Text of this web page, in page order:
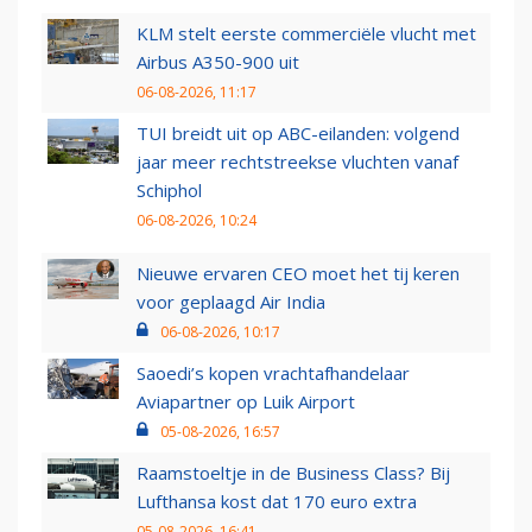
KLM stelt eerste commerciële vlucht met
Airbus A350-900 uit
06-08-2026, 11:17
TUI breidt uit op ABC-eilanden: volgend
jaar meer rechtstreekse vluchten vanaf
Schiphol
06-08-2026, 10:24
Nieuwe ervaren CEO moet het tij keren
voor geplaagd Air India
06-08-2026, 10:17
Saoedi’s kopen vrachtafhandelaar
Aviapartner op Luik Airport
05-08-2026, 16:57
Raamstoeltje in de Business Class? Bij
Lufthansa kost dat 170 euro extra